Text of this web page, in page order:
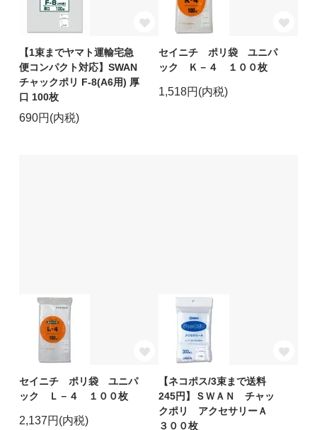
【1束までヤマト運輸宅急
便コンパクト対応】SWAN
チャックポリ F-8(A6用) 厚
口 100枚
690円(内税)
セイニチ ポリ袋 ユニパ
ック Ｋ－４ １００枚
1,518円(内税)
セイニチ ポリ袋 ユニパ
ック Ｌ－４ １００枚
2,137円(内税)
【ネコポス/3束まで送料
245円】ＳＷＡＮ チャッ
クポリ アクセサリーＡ
３００枚